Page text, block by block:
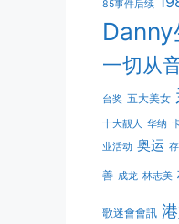
85事件后续
一切从
台奖 五大美女
十大靓人 华纳
业活动 奥运
善 成龙 林志美
歌迷會會訊